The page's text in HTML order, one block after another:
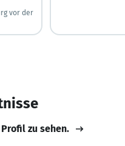
vor der
zu sehen.